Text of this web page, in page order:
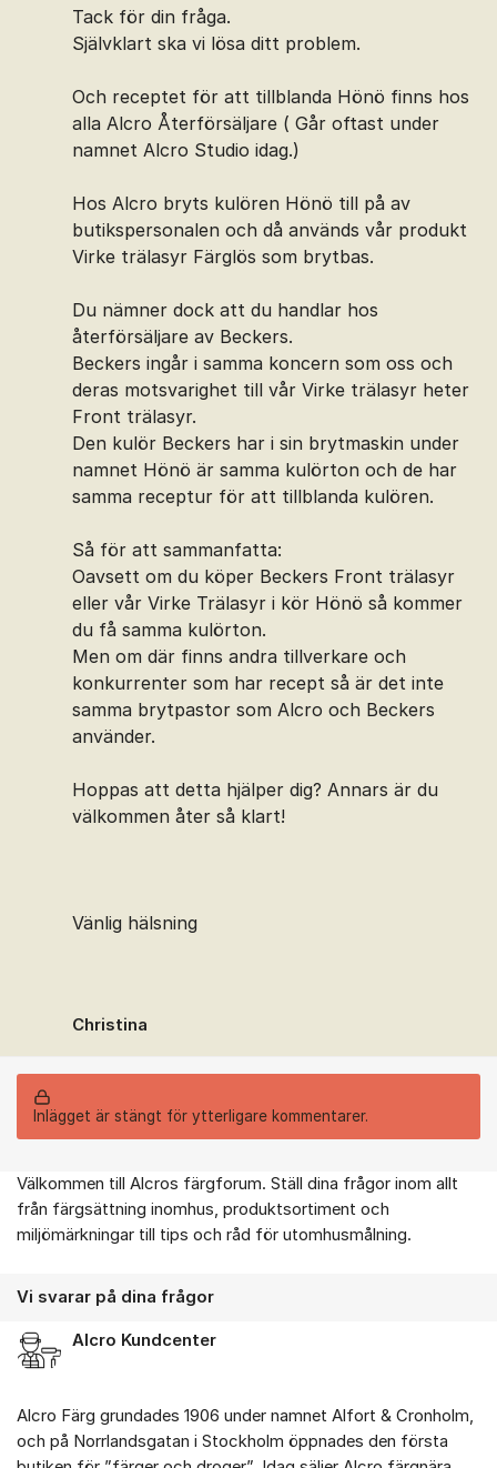
Tack för din fråga.
Självklart ska vi lösa ditt problem.
Och receptet för att tillblanda Hönö finns hos
alla Alcro Återförsäljare ( Går oftast under
namnet Alcro Studio idag.)
Hos Alcro bryts kulören Hönö till på av
butikspersonalen och då används vår produkt
Virke trälasyr Färglös som brytbas.
Du nämner dock att du handlar hos
återförsäljare av Beckers.
Beckers ingår i samma koncern som oss och
deras motsvarighet till vår Virke trälasyr heter
Front trälasyr.
Den kulör Beckers har i sin brytmaskin under
namnet Hönö är samma kulörton och de har
samma receptur för att tillblanda kulören.
Så för att sammanfatta:
Oavsett om du köper Beckers Front trälasyr
eller vår Virke Trälasyr i kör Hönö så kommer
du få samma kulörton.
Men om där finns andra tillverkare och
konkurrenter som har recept så är det inte
samma brytpastor som Alcro och Beckers
använder.
Hoppas att detta hjälper dig? Annars är du
välkommen åter så klart!
Vänlig hälsning
Christina
Inlägget är stängt för ytterligare kommentarer.
Om forumet
Välkommen till Alcros färgforum. Ställ dina frågor inom allt
från färgsättning inomhus, produktsortiment och
miljömärkningar till tips och råd för utomhusmålning.
Vi svarar på dina frågor
Alcro Kundcenter
Alcro Färg grundades 1906 under namnet Alfort & Cronholm,
och på Norrlandsgatan i Stockholm öppnades den första